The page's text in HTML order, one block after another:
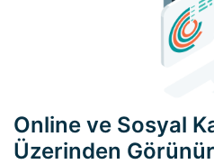
Online ve Sosyal
Üzerinden